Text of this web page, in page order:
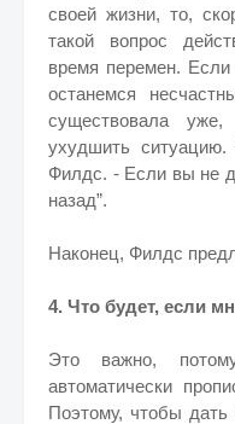
своей жизни, то,
такой вопрос
время перемен.
останемся
существовала
ухудшить ситуацию.
Филдс. - Если вы не
назад”.
Наконец, Филдс
4. Что будет, если
Это важно,
автоматически
Поэтому, чтобы